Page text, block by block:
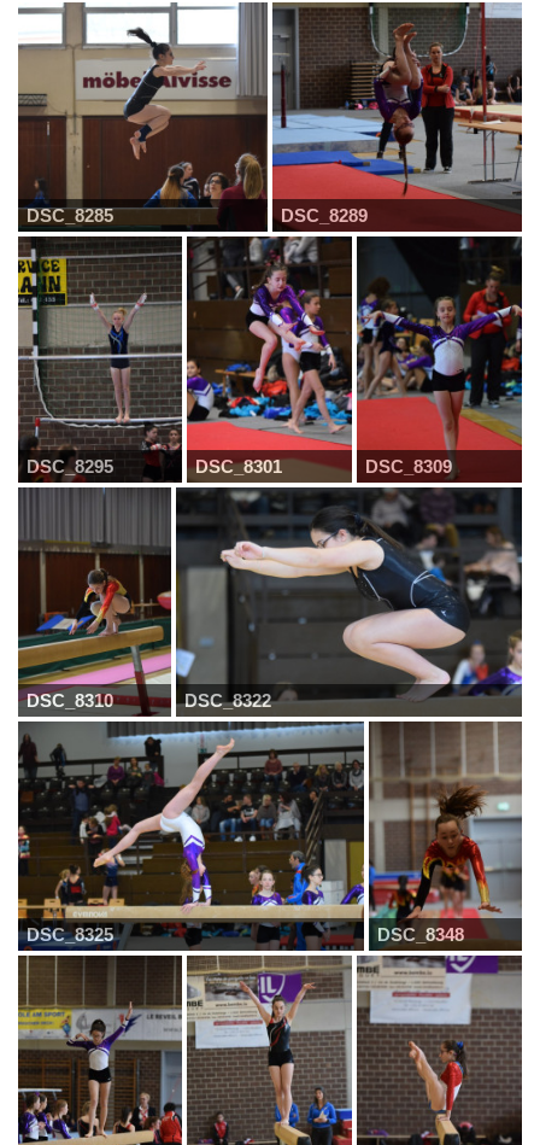
DSC_8285 DSC_8289
DSC_8295 DSC_8301 DSC_8309
DSC_8310 DSC_8322
DSC_8325 DSC_8348